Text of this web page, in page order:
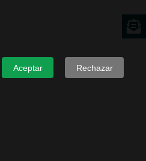
Aceptar Rechazar